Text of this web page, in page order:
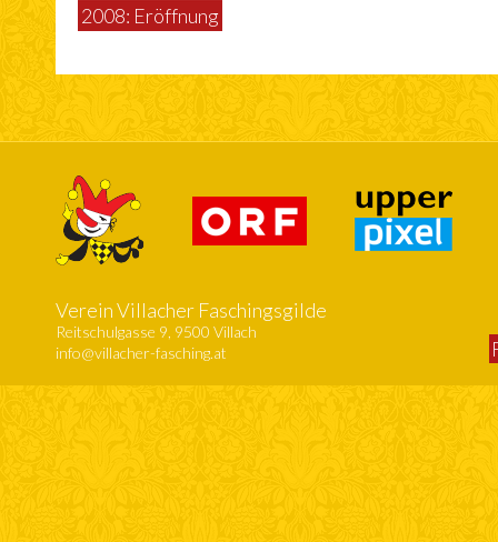
2008: Eröffnung
Verein Villacher Faschingsgilde
Reitschulgasse 9, 9500 Villach
info@villacher-fasching.at